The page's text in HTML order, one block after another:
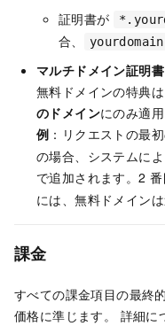
証明書が
合、
マルチドメイン証明書
無料ドメインの特典
のドメインにのみ適用
例 ：リクエストの最
の場合、システムに
で追加されます。2
には、無料ドメインは
課金
すべての課金項目の最終
価格に準じます。 詳細に